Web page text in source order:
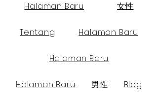
Halaman Baru 女性
Tentang Halaman Baru
Halaman Baru
Halaman Baru 男性 Blog